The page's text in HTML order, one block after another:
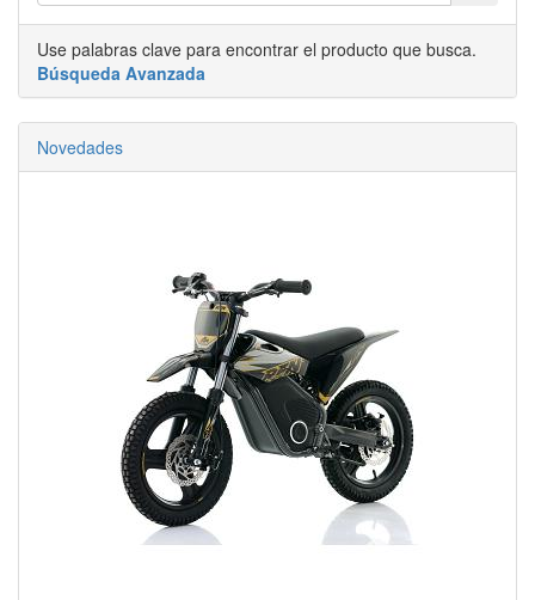
Use palabras clave para encontrar el producto que busca.
Búsqueda Avanzada
Novedades